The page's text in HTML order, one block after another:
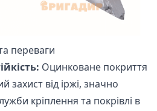
переваги
Оцинковане покриття
захист від іржі, значно
кріплення та покрівлі в